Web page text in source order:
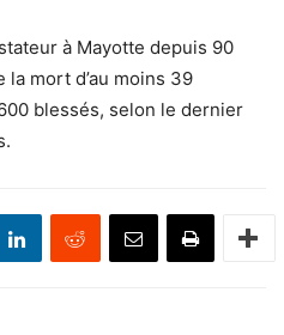
à Mayotte depuis 90
la mort d’au moins 39
blessés, selon le dernier